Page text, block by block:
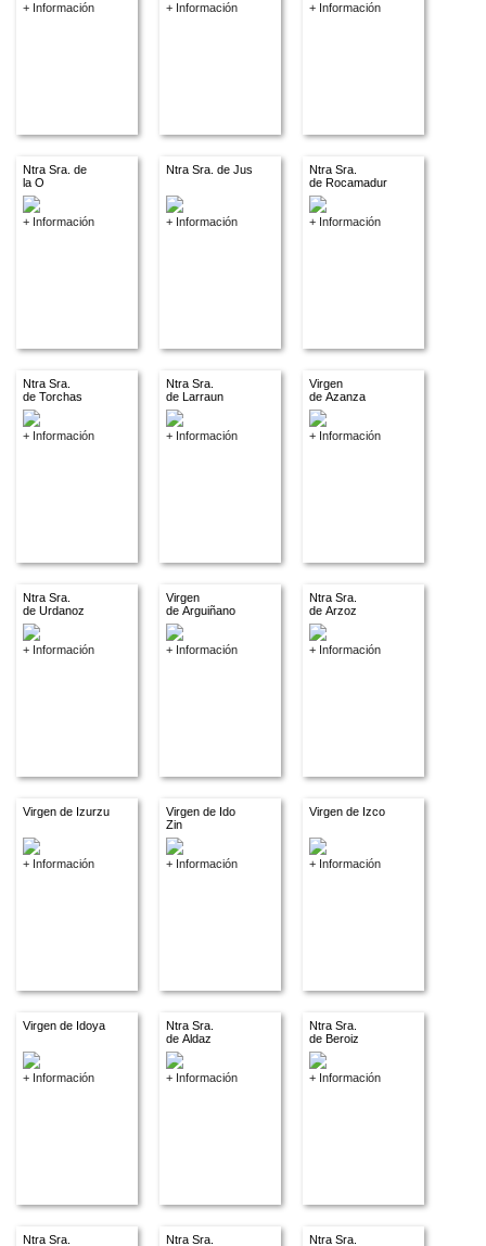
+ Información + Información + Información
Ntra Sra. de
la O
+ Información
Ntra Sra. de Jus
+ Información
Ntra Sra.
de Rocamadur
+ Información
Ntra Sra.
de Torchas
+ Información
Ntra Sra.
de Larraun
+ Información
Virgen
de Azanza
+ Información
Ntra Sra.
de Urdanoz
+ Información
Virgen
de Arguiñano
+ Información
Ntra Sra.
de Arzoz
+ Información
Virgen de Izurzu
+ Información
Virgen de Ido
Zin
+ Información
Virgen de Izco
+ Información
Virgen de Idoya
+ Información
Ntra Sra.
de Aldaz
+ Información
Ntra Sra.
de Beroiz
+ Información
Ntra Sra.
Ntra Sra.
Ntra Sra.